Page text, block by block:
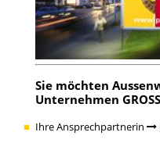
Sie möchten
Unternehmen
Ihre Ansprechpartnerin